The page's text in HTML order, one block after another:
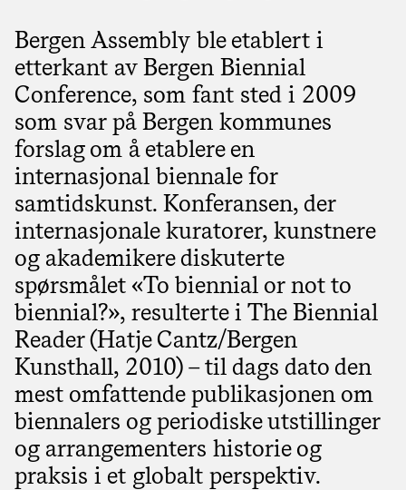
Bergen Assembly ble etablert i
etterkant av Bergen Biennial
Conference, som fant sted i 2009
som svar på Bergen kommunes
forslag om å etablere en
internasjonal biennale for
samtidskunst. Konferansen, der
internasjonale kuratorer, kunstnere
og akademikere diskuterte
spørsmålet «To biennial or not to
biennial?», resulterte i The Biennial
Reader (Hatje Cantz/Bergen
Kunsthall, 2010) – til dags dato den
mest omfattende publikasjonen om
biennalers og periodiske utstillinger
og arrangementers historie og
praksis i et globalt perspektiv.